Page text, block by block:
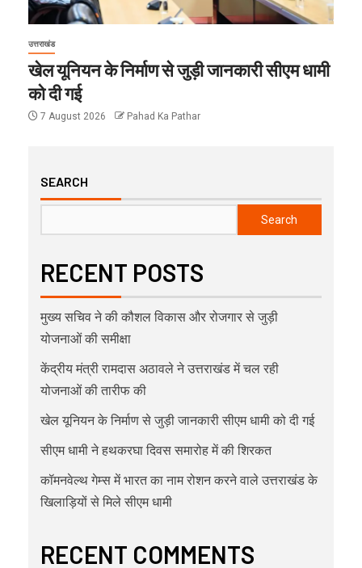
उत्तराखंड
खेल यूनियन के निर्माण से जुड़ी जानकारी सीएम धामी
को दी गई
7 August 2026 Pahad Ka Pathar
SEARCH
Search
RECENT POSTS
मुख्य सचिव ने की कौशल विकास और रोजगार से जुड़ी
योजनाओं की समीक्षा
केंद्रीय मंत्री रामदास अठावले ने उत्तराखंड में चल रही
योजनाओं की तारीफ की
खेल यूनियन के निर्माण से जुड़ी जानकारी सीएम धामी को दी गई
सीएम धामी ने हथकरघा दिवस समारोह में की शिरकत
कॉमनवेल्थ गेम्स में भारत का नाम रोशन करने वाले उत्तराखंड के
खिलाड़ियों से मिले सीएम धामी
RECENT COMMENTS